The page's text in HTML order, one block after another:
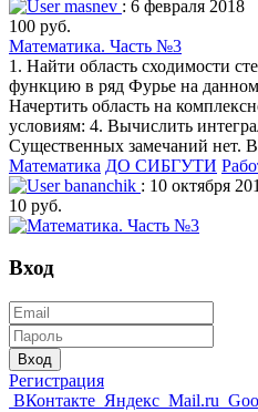
masnev : 6 февраля 2018
100 руб.
Математика. Часть №3
1. Найти область сходимости
функцию в ряд Фурье на данном
Начертить область на
условиям: 4. Вычислить
Существенных замечаний нет.
Математика ДО СИБГУТИ
bananchik : 10 октября
10 руб.
Вход
Вход
Регистрация
ВКонтакте Яндекс Mail.ru